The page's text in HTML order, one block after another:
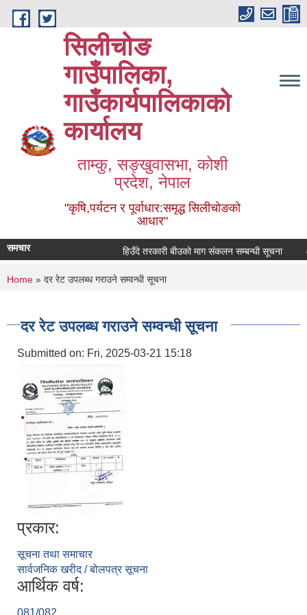
Skip to main content
सिलीचोङ
गाउँपालिका,
गाउँकार्यपालिकाको
कार्यालय
ताम्कु, सङ्‍खुवासभा, कोशी
प्रदेश, नेपाल
"कृषि,पर्यटन र पूर्वाधार:समृद्ध सिलीचोङको
आधार"
समचार हिउँदे तरकारी बीउको माग संकलन सम्बन्धी सूचना
You are here
Home » दर रेट उपलब्ध गराउने सम्वन्धी सूचना
दर रेट उपलब्ध गराउने सम्वन्धी सूचना
Submitted on: Fri, 2025-03-21 15:18
प्रकार:
सूचना तथा समाचार
सार्वजनिक खरीद / बोलपत्र सूचना
आर्थिक वर्ष: